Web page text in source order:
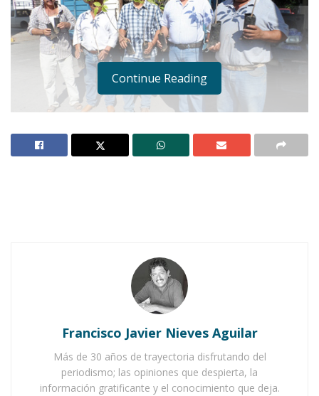
Ahuacatlán celebrá el día de Reyes con rosca y
Buena tarde taurina en Ahuacatlán
Continue Reading
Francisco Javier Nieves Aguilar
Más de 30 años de trayectoria disfrutando del
periodismo; las opiniones que despierta, la
información gratificante y el conocimiento que deja.